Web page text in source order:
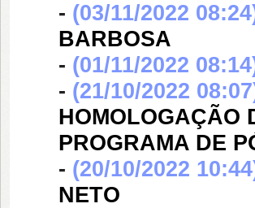
- (03/11/2022
BARBOSA
- (01/11/2022
- (21/10/2022
HOMOLOGAÇÃO
PROGRAMA DE
- (20/10/2022
NETO